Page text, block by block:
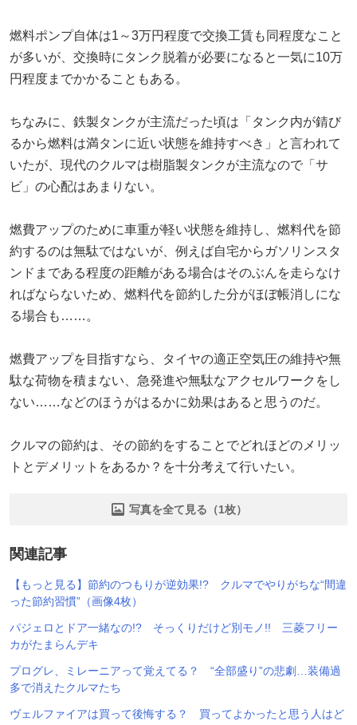
燃料ポンプ自体は1～3万円程度で交換工賃も同程度なこと
が多いが、交換時にタンク脱着が必要になると一気に10万
円程度までかかることもある。
ちなみに、鉄製タンクが主流だった頃は「タンク内が錆び
るから燃料は満タンに近い状態を維持すべき」と言われて
いたが、現代のクルマは樹脂製タンクが主流なので「サ
ビ」の心配はあまりない。
燃費アップのために車重が軽い状態を維持し、燃料代を節
約するのは無駄ではないが、例えば自宅からガソリンスタ
ンドまである程度の距離がある場合はそのぶんを走らなけ
ればならないため、燃料代を節約した分がほぼ帳消しにな
る場合も……。
燃費アップを目指すなら、タイヤの適正空気圧の維持や無
駄な荷物を積まない、急発進や無駄なアクセルワークをし
ない……などのほうがはるかに効果はあると思うのだ。
クルマの節約は、その節約をすることでどれほどのメリッ
トとデメリットをあるか？を十分考えて行いたい。
写真を全て見る（1枚）
関連記事
【もっと見る】節約のつもりが逆効果!? クルマでやりがちな“間違
った節約習慣”（画像4枚）
パジェロとドア一緒なの!? そっくりだけど別モノ!! 三菱フリー
カがたまらんデキ
プログレ、ミレーニアって覚えてる？ “全部盛り”の悲劇…装備過
多で消えたクルマたち
ヴェルファイアは買って後悔する？ 買ってよかったと思う人はど